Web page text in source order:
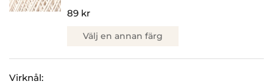
89 kr
Välj en annan färg
Virknål: